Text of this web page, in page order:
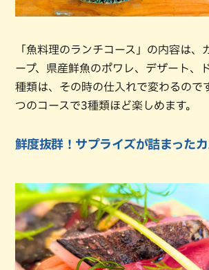
「魚料理のランチコース」の内容は、
ープ、県産鮮魚のポワレ、デザート、
種類は、その時の仕入れで変わるので
つのコースで3種類ほど楽しめます。
鮮度抜群！サプライズが詰まった